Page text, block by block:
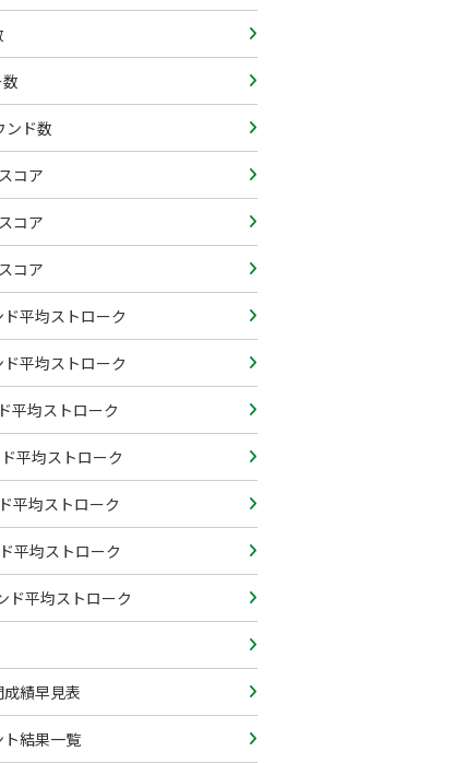
ンド数
コア
コア
コア
平均ストローク
平均ストローク
平均ストローク
平均ストローク
平均ストローク
平均ストローク
ド平均ストローク
績早見表
ト結果一覧